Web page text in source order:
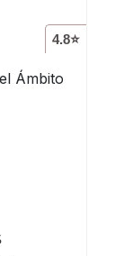
4.8⭐
Ámbito